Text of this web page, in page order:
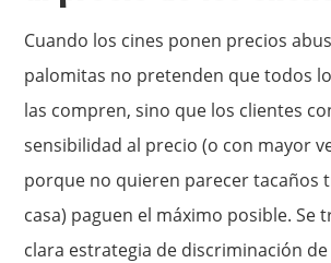
Cuando los cines ponen precios
palomitas no pretenden que todos
las compren, sino que los clientes
sensibilidad al precio (o con mayor
porque no quieren parecer tacaños
casa) paguen el máximo posible. Se
clara estrategia de discriminación